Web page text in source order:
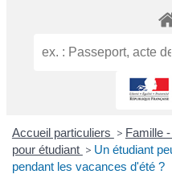
Accueil particuliers > Famille
pour étudiant > Un étudiant
pendant les vacances d'été ?